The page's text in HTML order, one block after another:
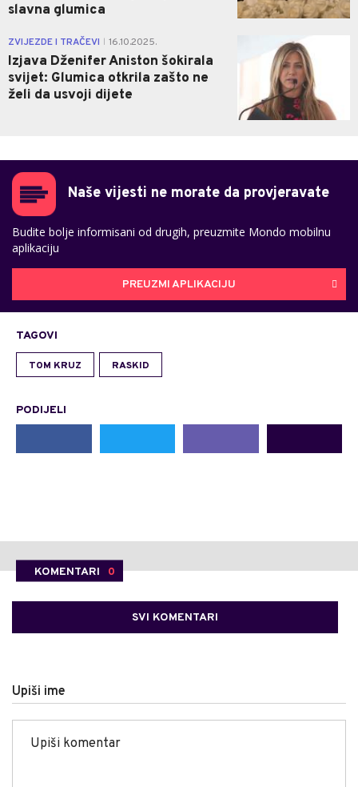
slavna glumica
ZVIJEZDE I TRAČEVI 16.10.2025.
Izjava Dženifer Aniston šokirala
svijet: Glumica otkrila zašto ne
želi da usvoji dijete
Naše vijesti ne morate da provjeravate
Budite bolje informisani od drugih, preuzmite Mondo mobilnu
aplikaciju
PREUZMI APLIKACIJU
TAGOVI
TOM KRUZ RASKID
PODIJELI
KOMENTARI 0
SVI KOMENTARI
Upiši ime